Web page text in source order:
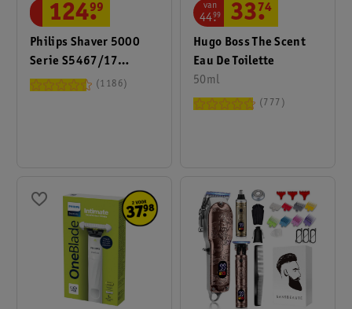
Philips Shaver 5000
Serie S5467/17
Elektrisch
124.
99
1186
Hugo Boss The Scent
Eau De Toilette
50ml
van
44.
99 33.
74
777